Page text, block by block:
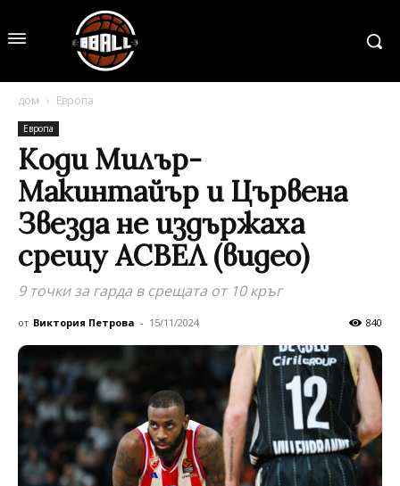
дом Европа
Европа
Коди Милър-
Макинтайър и Цървена
Звезда не издържаха
срещу АСВЕЛ (видео)
9 точки за гарда в срещата от 10 кръг
от Виктория Петрова - 15/11/2024 840